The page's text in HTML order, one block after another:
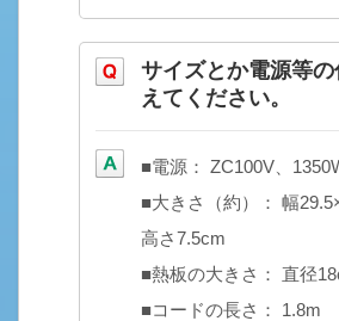
サイズとか電源等
えてください。
■電源： ZC100V、
■大きさ（約）： 幅
高さ7.5cm
■熱板の大きさ： 直径
■コードの長さ： 1.8m